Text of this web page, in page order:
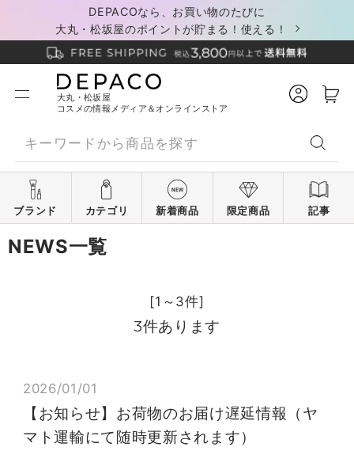
DEPACOなら、お買い物のたびに
大丸・松坂屋のポイントが貯まる！使える！
大丸・松坂屋
コスメの情報メディア＆オンラインストア
ブランド カテゴリ 新着商品 限定商品 記事
NEWS一覧
[1～3件]
3件あります
2026/01/01
【お知らせ】お荷物のお届け遅延情報（ヤ
マト運輸にて随時更新されます）